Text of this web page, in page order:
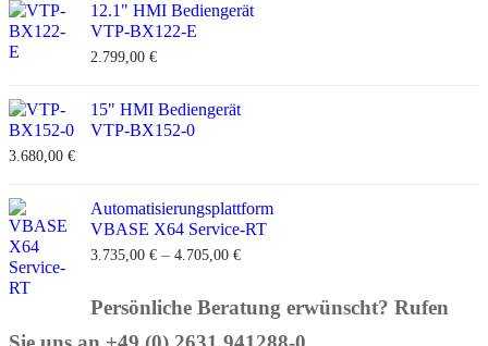
12.1" HMI Bediengerät
VTP-BX122-E
2.799,00 €
15" HMI Bediengerät
VTP-BX152-0
3.680,00 €
Automatisierungsplattform
VBASE X64 Service-RT
3.735,00 € – 4.705,00 €
Persönliche Beratung erwünscht? Rufen